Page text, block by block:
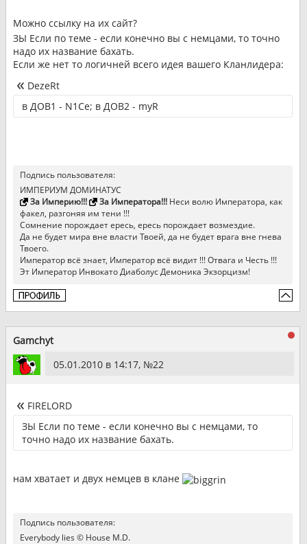
Можно ссылку на их сайт?
ЗЫ Если по теме - если конечно вы с немцами, то точно
надо их название бахать.
Если же нет то логичней всего идея вашего Кланлидера:
DezeRt
в ДОВ1 - N1Ce; в ДОВ2 - myR
Подпись пользователя:
ИМПЕРИУМ ДОМИНАТУС
За Империю!!!
За Императора!!!Неси волю Императора, как
факел, разгоняя им тени !!!
Сомнение порождает ересь, ересь порождает возмездие.
Да не будет мира вне власти Твоей, да не будет врага вне гнева
Твоего.
Император всё знает, Император всё видит !!! Отвага и Честь !!!
Эт Император Инвокато Диаболус Демоника Экзорцизм!
Gamchyt
05.01.2010 в 14:17, №22
FIRELORD
ЗЫ Если по теме - если конечно вы с немцами, то
точно надо их название бахать.
нам хватает и двух немцев в клане
Подпись пользователя:
Everybody lies © House M.D.